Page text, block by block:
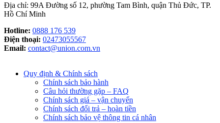
Địa chỉ: 99A Đường số 12, phường Tam Bình, quận Thủ Đức, TP.
Hồ Chí Minh
Hotline: 0888 176 539
Điện thoại: 02473055567
Email: contact@union.com.vn
Quy định & Chính sách
Chính sách bảo hành
Câu hỏi thường gặp – FAQ
Chính sách giá – vận chuyển
Chính sách đổi trả – hoàn tiền
Chính sách bảo vệ thông tin cá nhân